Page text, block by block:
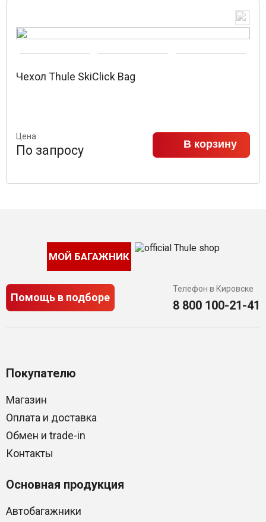
Чехол Thule SkiClick Bag
Цена:
По запросу В корзину
МОЙ БАГАЖНИК
Помощь в подборе
Телефон в Кировске
8 800 100-21-41
Покупателю
Магазин
Оплата и доставка
Обмен и trade-in
Контакты
Основная продукция
Автобагажники